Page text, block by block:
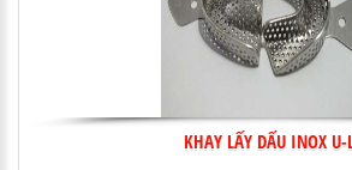
KHAY LẤY DẤU INOX U-L